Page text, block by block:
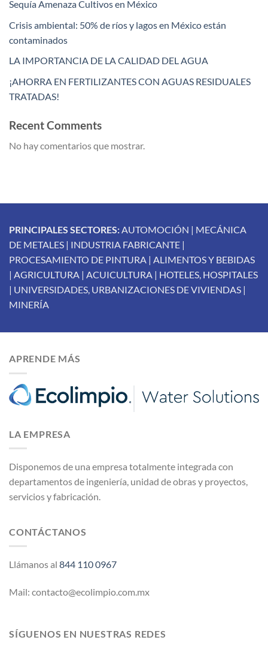
Sequía Amenaza Cultivos en México
Crisis ambiental: 50% de ríos y lagos en México están
contaminados
LA IMPORTANCIA DE LA CALIDAD DEL AGUA
¡AHORRA EN FERTILIZANTES CON AGUAS RESIDUALES
TRATADAS!
Recent Comments
No hay comentarios que mostrar.
PRINCIPALES SECTORES:AUTOMOCIÓN | MECÁNICA
DE METALES | INDUSTRIA FABRICANTE |
PROCESAMIENTO DE PINTURA | ALIMENTOS Y BEBIDAS
| AGRICULTURA | ACUICULTURA | HOTELES, HOSPITALES
| UNIVERSIDADES, URBANIZACIONES DE VIVIENDAS |
MINERÍA
APRENDE MÁS
LA EMPRESA
Disponemos de una empresa totalmente integrada con
departamentos de ingeniería, unidad de obras y proyectos,
servicios y fabricación.
CONTÁCTANOS
Llámanos al 844 110 0967
Mail: contacto@ecolimpio.com.mx
SÍGUENOS EN NUESTRAS REDES